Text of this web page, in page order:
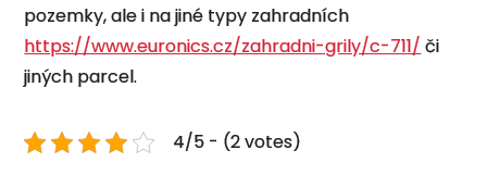
pozemky, ale i na jiné typy zahradních
https://www.euronics.cz/zahradni-grily/c-711/ či
jiných parcel.
4/5 - (2 votes)